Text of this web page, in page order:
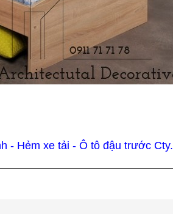
- Hẻm xe tải - Ô tô đậu trước Cty.